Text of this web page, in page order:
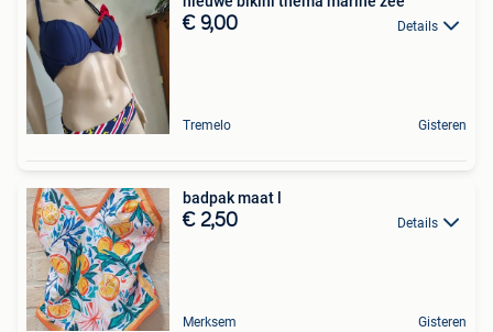
€ 9,00 Details
Tremelo Gisteren
badpak maat l
€ 2,50 Details
Merksem Gisteren